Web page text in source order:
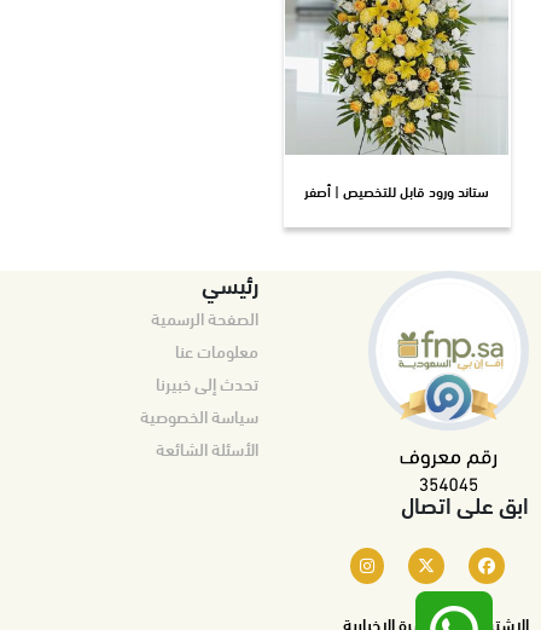
ستاند ورود قابل للتخصيص | أصفر
رئيسي
الصفحة الرسمية
معلومات عنا
تحدث إلى خبيرنا
سياسة الخصوصية
الأسئلة الشائعة
ابق على اتصال